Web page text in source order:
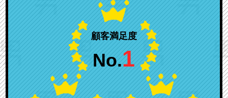
顧客満足度
No.1